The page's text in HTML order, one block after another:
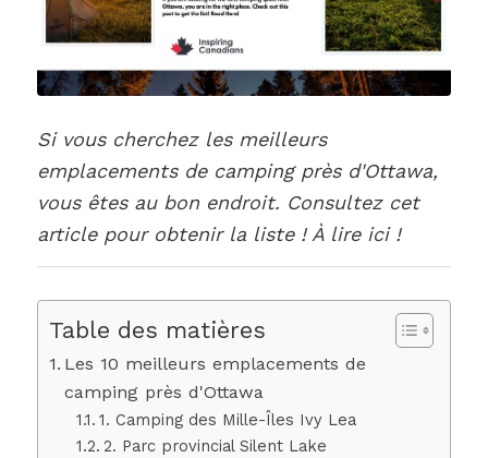
Si vous cherchez les meilleurs
emplacements de camping près d'Ottawa,
vous êtes au bon endroit. Consultez cet
article pour obtenir la liste ! À lire ici !
Table des matières
Les 10 meilleurs emplacements de
camping près d'Ottawa
1. Camping des Mille-Îles Ivy Lea
2. Parc provincial Silent Lake